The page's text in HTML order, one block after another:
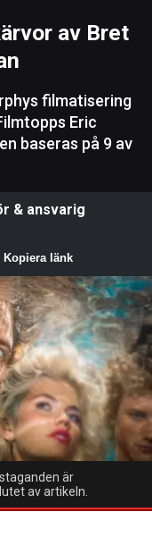
av Bret
filmatisering
Eric
baseras på 9 av
& ansvarig
Kopiera länk
är
av artikeln.